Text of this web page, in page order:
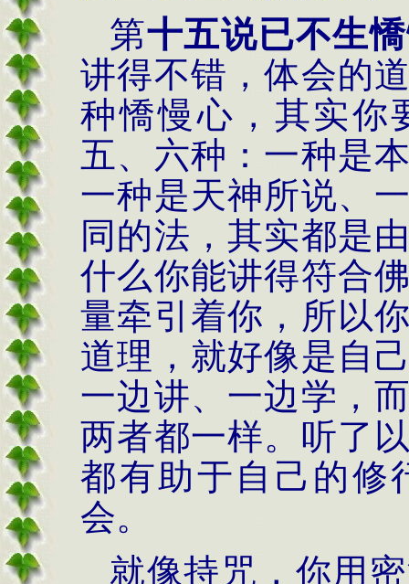
第十五说已不生
讲得不错，体会的
种憍慢心，其实你
五、六种：一种是
一种是天神所说、
同的法，其实都是
什么你能讲得符合
量牵引着你，所以
道理，就好像是自
一边讲、一边学，
两者都一样。听了
都有助于自己的修
会。
就像持咒，你用